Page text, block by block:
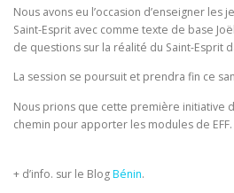
Nous avons eu l’occasion d’enseigner les
Saint-Esprit avec comme texte de base
de questions sur la réalité du Saint-Esprit
La session se poursuit et prendra fin ce
Nous prions que cette première initiative
chemin pour apporter les modules de EFF.
+ d’info. sur le BlogBénin.